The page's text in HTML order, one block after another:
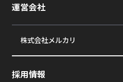
運営会社
株式会社メルカリ
採用情報